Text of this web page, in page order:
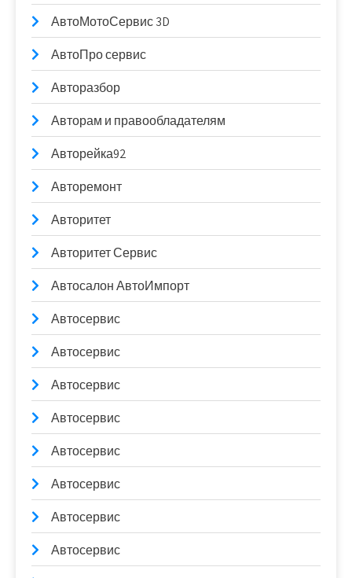
АвтоМотоСервис 3D
АвтоПро сервис
Авторазбор
Авторам и правообладателям
Авторейка92
Авторемонт
Авторитет
Авторитет Сервис
Автосалон АвтоИмпорт
Автосервис
Автосервис
Автосервис
Автосервис
Автосервис
Автосервис
Автосервис
Автосервис